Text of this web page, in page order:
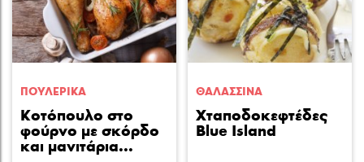
ΠΟΥΛΕΡΙΚA
Κοτόπουλο στο
φούρνο με σκόρδο
και μανιτάρια...
ΘΑΛΑΣΣΙΝA
Χταποδοκεφτέδες
Blue Island